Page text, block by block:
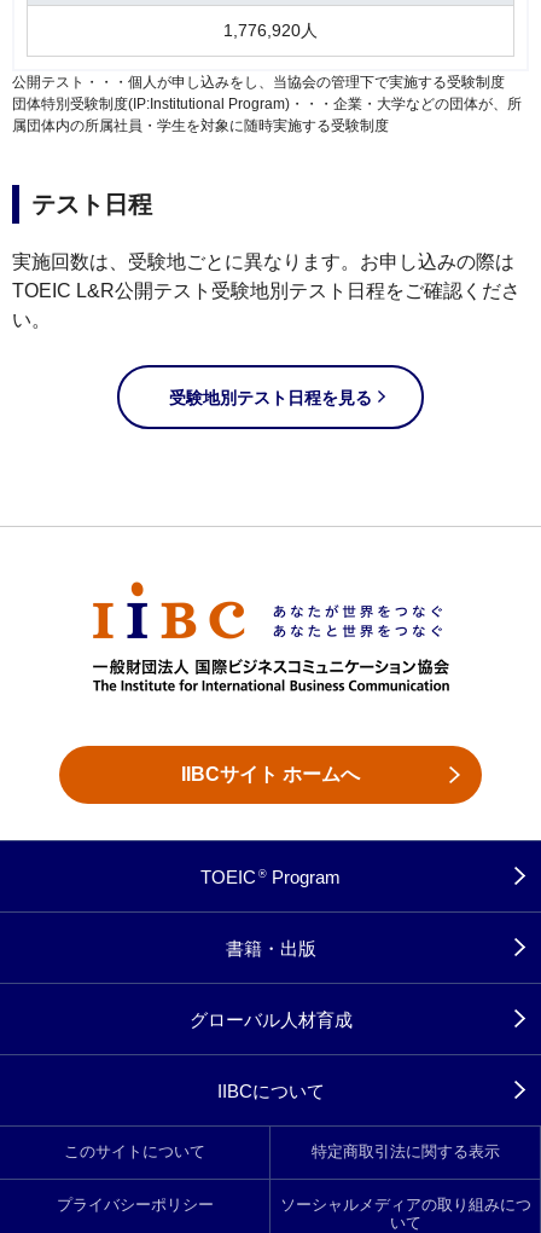
1,776,920人
公開テスト・・・個人が申し込みをし、当協会の管理下で実施する受験制度
団体特別受験制度(IP:Institutional Program)・・・企業・大学などの団体が、所
属団体内の所属社員・学生を対象に随時実施する受験制度
テスト日程
実施回数は、受験地ごとに異なります。お申し込みの際は
TOEIC L&R公開テスト受験地別テスト日程をご確認くださ
い。
受験地別テスト日程を見る
IIBCサイト ホームへ
TOEIC ® Program
書籍・出版
グローバル人材育成
IIBCについて
このサイトについて 特定商取引法に関する表示
プライバシーポリシー
ソーシャルメディアの取り組みにつ
いて